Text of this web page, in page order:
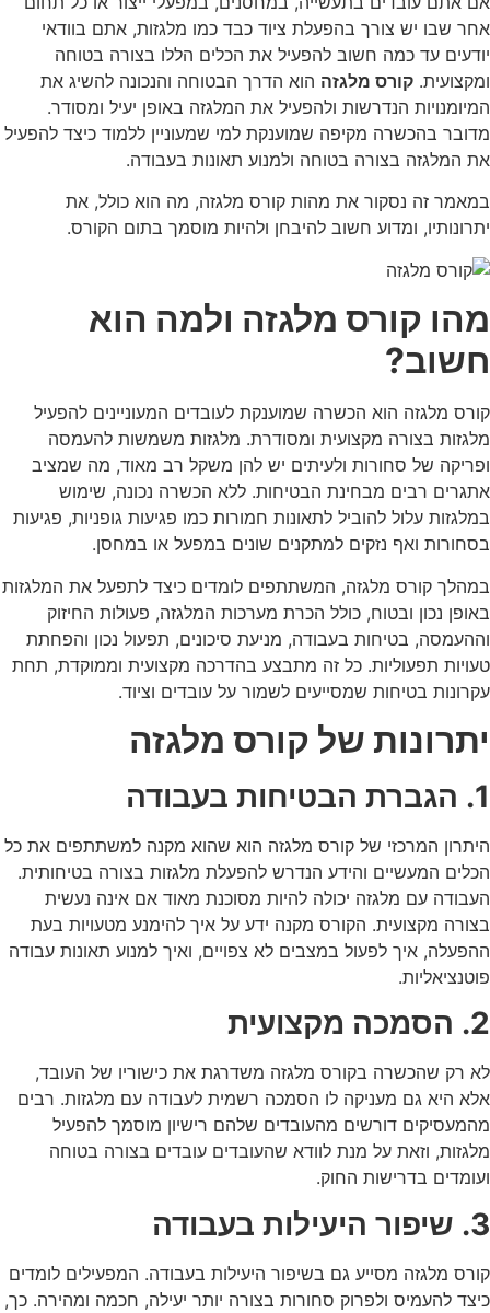
אחר שבו יש צורך בהפעלת ציוד כבד כמו מלגזות, אתם בוודאי
יודעים עד כמה חשוב להפעיל את הכלים הללו בצורה בטוחה
ומקצועית. קורס מלגזה הוא הדרך הבטוחה והנכונה להשיג את
המיומנויות הנדרשות ולהפעיל את המלגזה באופן יעיל ומסודר.
מדובר בהכשרה מקיפה שמוענקת למי שמעוניין ללמוד כיצד להפעיל
את המלגזה בצורה בטוחה ולמנוע תאונות בעבודה.
במאמר זה נסקור את מהות קורס מלגזה, מה הוא כולל, את
יתרונותיו, ומדוע חשוב להיבחן ולהיות מוסמך בתום הקורס.
מהו קורס מלגזה ולמה הוא
חשוב?
קורס מלגזה הוא הכשרה שמוענקת לעובדים המעוניינים להפעיל
מלגזות בצורה מקצועית ומסודרת. מלגזות משמשות להעמסה
ופריקה של סחורות ולעיתים יש להן משקל רב מאוד, מה שמציב
אתגרים רבים מבחינת הבטיחות. ללא הכשרה נכונה, שימוש
במלגזות עלול להוביל לתאונות חמורות כמו פגיעות גופניות, פגיעות
בסחורות ואף נזקים למתקנים שונים במפעל או במחסן.
במהלך קורס מלגזה, המשתתפים לומדים כיצד לתפעל את המלגזות
באופן נכון ובטוח, כולל הכרת מערכות המלגזה, פעולות החיזוק
וההעמסה, בטיחות בעבודה, מניעת סיכונים, תפעול נכון והפחתת
טעויות תפעוליות. כל זה מתבצע בהדרכה מקצועית וממוקדת, תחת
עקרונות בטיחות שמסייעים לשמור על עובדים וציוד.
יתרונות של קורס מלגזה
1. הגברת הבטיחות בעבודה
היתרון המרכזי של קורס מלגזה הוא שהוא מקנה למשתתפים את כל
הכלים המעשיים והידע הנדרש להפעלת מלגזות בצורה בטיחותית.
העבודה עם מלגזה יכולה להיות מסוכנת מאוד אם אינה נעשית
בצורה מקצועית. הקורס מקנה ידע על איך להימנע מטעויות בעת
ההפעלה, איך לפעול במצבים לא צפויים, ואיך למנוע תאונות עבודה
פוטנציאליות.
2. הסמכה מקצועית
לא רק שהכשרה בקורס מלגזה משדרגת את כישוריו של העובד,
אלא היא גם מעניקה לו הסמכה רשמית לעבודה עם מלגזות. רבים
מהמעסיקים דורשים מהעובדים שלהם רישיון מוסמך להפעיל
מלגזות, וזאת על מנת לוודא שהעובדים עובדים בצורה בטוחה
ועומדים בדרישות החוק.
3. שיפור היעילות בעבודה
קורס מלגזה מסייע גם בשיפור היעילות בעבודה. המפעילים לומדים
כיצד להעמיס ולפרוק סחורות בצורה יותר יעילה, חכמה ומהירה. כך,